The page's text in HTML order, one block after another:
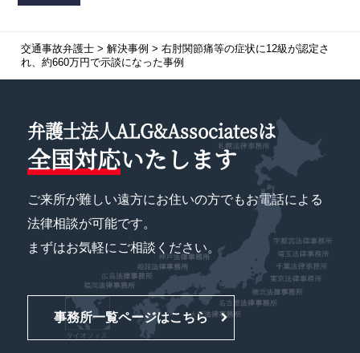
交通事故弁護士> 解決事例 > 右肘関節痛等の症状に12級が認定さ
れ、約660万円で示談になった事例
弁護士法人ALG&Associatesは
全国対応いたします
ご来所が難しい遠方にお住いの方でもお電話による
法律相談が可能です。
まずはお気軽にご相談ください。
事務所一覧ページはこちら